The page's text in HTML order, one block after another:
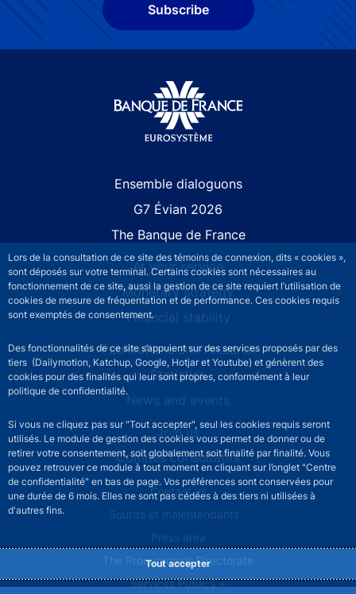
Lors de la consultation de ce site des témoins de connexion, dits « cookies »,
sont déposés sur votre terminal. Certains cookies sont nécessaires au
fonctionnement de ce site, aussi la gestion de ce site requiert l’utilisation de
cookies de mesure de fréquentation et de performance. Ces cookies requis
sont exemptés de consentement.
Des fonctionnalités de ce site s’appuient sur des services proposés par des
tiers (Dailymotion, Katchup, Google, Hotjar et Youtube) et génèrent des
cookies pour des finalités qui leur sont propres, conformément à leur
politique de confidentialité.
Si vous ne cliquez pas sur "Tout accepter", seul les cookies requis seront
utilisés. Le module de gestion des cookies vous permet de donner ou de
retirer votre consentement, soit globalement soit finalité par finalité. Vous
pouvez retrouver ce module à tout moment en cliquant sur l’onglet "Centre
de confidentialité" en bas de page. Vos préférences sont conservées pour
une durée de 6 mois. Elles ne sont pas cédées à des tiers ni utilisées à
d'autres fins.
Tout accepter
Subscribe
Ensemble dialoguons
G7 Évian 2026
The Banque de France
At your service
Monetary strategy
Financial stability
Publications and research
Statistics
News and events
Join us
Comités consultatifs
Footer secondary menuContact us
Sourds et malentendants
Press area
The Procurement Directorate
Services Publics +